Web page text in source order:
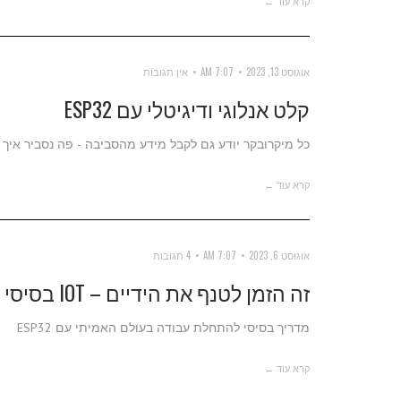
אוגוסט 13, 2023 7:07 AM אין תגובות
קלט אנלוגי ודיגיטלי עם ESP32
כל מיקרובקר יודע גם לקבל מידע מהסביבה - פה נסביר
קרא עוד ←
אוגוסט 6, 2023 7:07 AM 4 תגובות
זה הזמן לטנף את הידיים – IOT בסיסי עם ESP32
מדריך בסיסי להתחלת עבודה בעולם האמיתי עם ESP32
קרא עוד ←